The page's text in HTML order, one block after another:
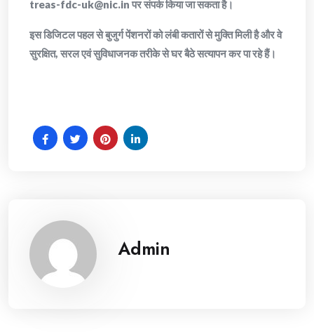
treas-fdc-uk@nic.in पर संपर्क किया जा सकता है।
इस डिजिटल पहल से बुजुर्ग पेंशनरों को लंबी कतारों से मुक्ति मिली है और वे
सुरक्षित, सरल एवं सुविधाजनक तरीके से घर बैठे सत्यापन कर पा रहे हैं।
Admin